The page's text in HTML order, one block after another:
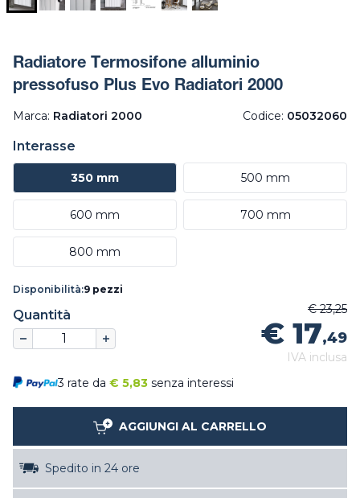
Radiatore Termosifone alluminio
pressofuso Plus Evo Radiatori 2000
Marca: Radiatori 2000 Codice: 05032060
Interasse
350 mm 500 mm
600 mm 700 mm
800 mm
Disponibilità:9 pezzi
Quantità € 23,25
€ 17,49
IVA inclusa
3 rate da € 5,83 senza interessi
AGGIUNGI AL CARRELLO
Spedito in 24 ore